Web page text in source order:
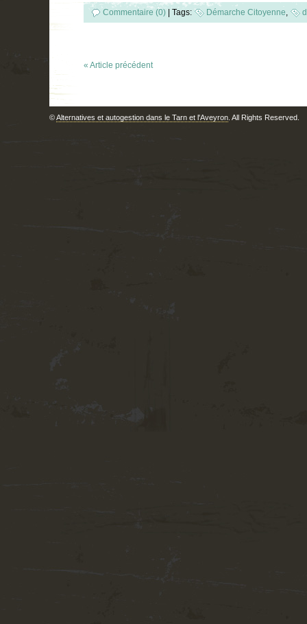
Commentaire (0) | Tags: Démarche Citoyenne
« Article précédent
©Alternatives et autogestion dans le Tarn et l'Aveyron . All Rights Reserved.